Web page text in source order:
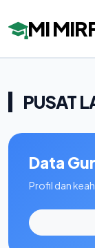
MI
PUSAT
Data
Profil dan